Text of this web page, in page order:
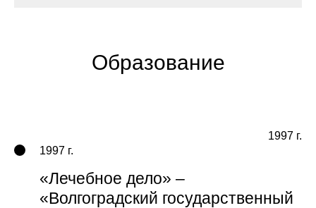
Образование
1997 г.
1997 г.
«Лечебное дело» –
«Волгоградский государственный